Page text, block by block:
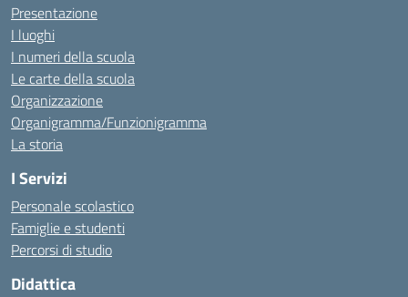
Presentazione
I luoghi
I numeri della scuola
Le carte della scuola
Organizzazione
Organigramma/Funzionigramma
La storia
I Servizi
Personale scolastico
Famiglie e studenti
Percorsi di studio
Didattica